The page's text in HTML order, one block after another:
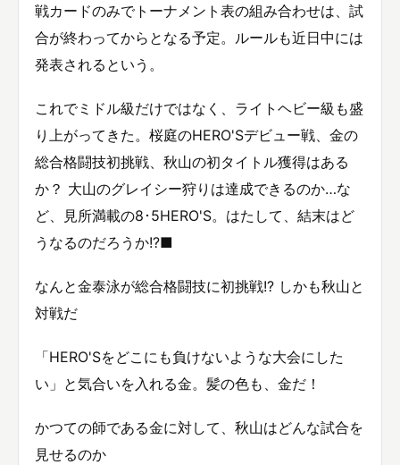
戦カードのみでトーナメント表の組み合わせは、試
合が終わってからとなる予定。ルールも近日中には
発表されるという。
これでミドル級だけではなく、ライトヘビー級も盛
り上がってきた。桜庭のHERO'Sデビュー戦、金の
総合格闘技初挑戦、秋山の初タイトル獲得はある
か？ 大山のグレイシー狩りは達成できるのか…な
ど、見所満載の8･5HERO'S。はたして、結末はど
うなるのだろうか!?■
なんと金泰泳が総合格闘技に初挑戦!? しかも秋山と
対戦だ
「HERO'Sをどこにも負けないような大会にした
い」と気合いを入れる金。髪の色も、金だ！
かつての師である金に対して、秋山はどんな試合を
見せるのか